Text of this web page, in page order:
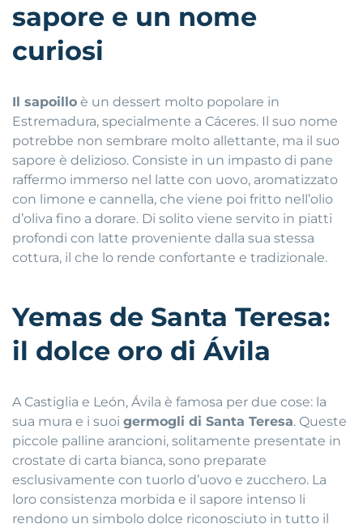
sapore e un nome
curiosi
Il sapoillo è un dessert molto popolare in
Estremadura, specialmente a Cáceres. Il suo nome
potrebbe non sembrare molto allettante, ma il suo
sapore è delizioso. Consiste in un impasto di pane
raffermo immerso nel latte con uovo, aromatizzato
con limone e cannella, che viene poi fritto nell’olio
d’oliva fino a dorare. Di solito viene servito in piatti
profondi con latte proveniente dalla sua stessa
cottura, il che lo rende confortante e tradizionale.
Yemas de Santa Teresa:
il dolce oro di Ávila
A Castiglia e León, Ávila è famosa per due cose: la
sua mura e i suoi germogli di Santa Teresa. Queste
piccole palline arancioni, solitamente presentate in
crostate di carta bianca, sono preparate
esclusivamente con tuorlo d’uovo e zucchero. La
loro consistenza morbida e il sapore intenso li
rendono un simbolo dolce riconosciuto in tutto il